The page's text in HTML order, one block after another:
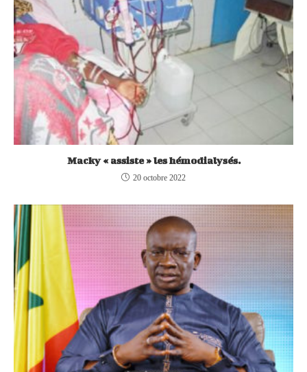
Macky « assiste » les hémodialysés.
20 octobre 2022